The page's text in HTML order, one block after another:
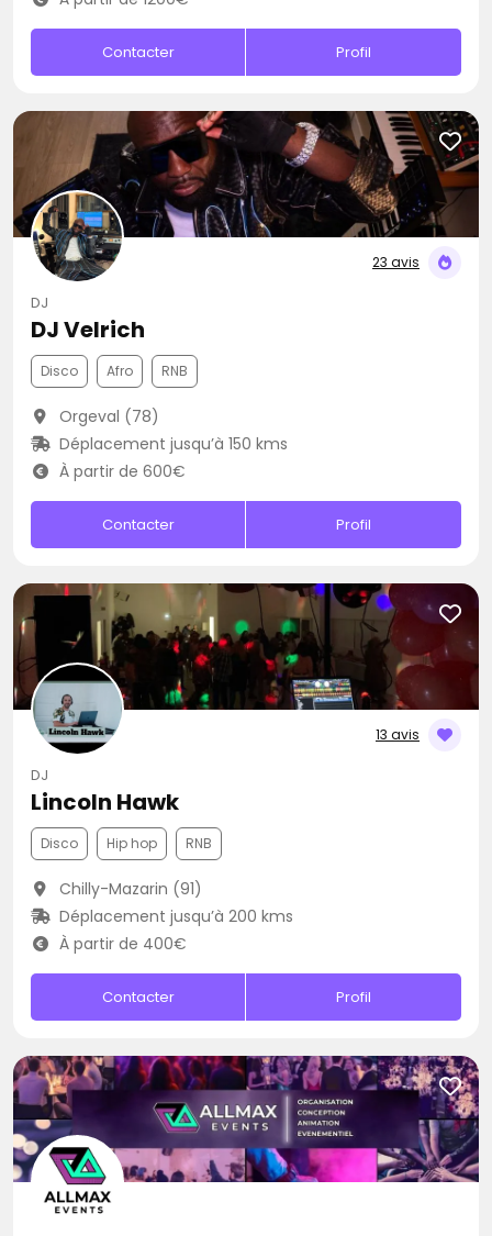
Contacter Profil
23 avis
DJ
DJ Velrich
Disco Afro RNB
Orgeval (78)
Déplacement jusqu’à 150 kms
À partir de 600€
Contacter Profil
13 avis
DJ
Lincoln Hawk
Disco Hip hop RNB
Chilly-Mazarin (91)
Déplacement jusqu’à 200 kms
À partir de 400€
Contacter Profil